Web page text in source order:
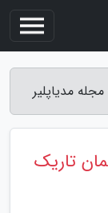
مدیاپلیر
تاریک